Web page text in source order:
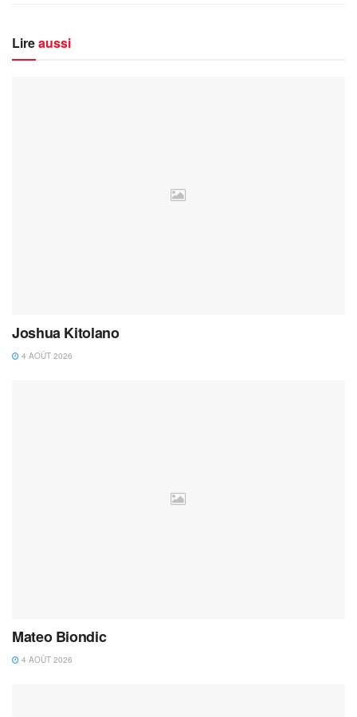
Lireaussi
Joshua Kitolano
4 AOÛT 2026
Mateo Biondic
4 AOÛT 2026